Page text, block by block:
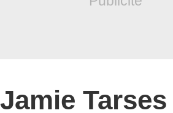
Jamie Tarses